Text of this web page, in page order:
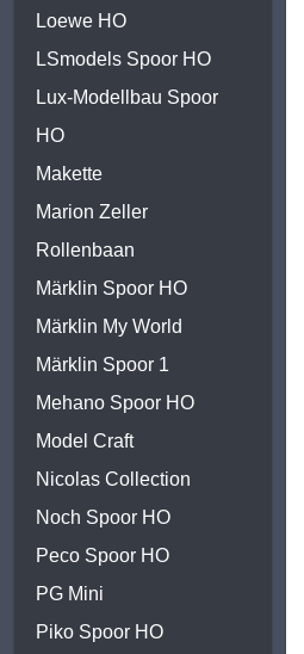
Loewe HO
LSmodels Spoor HO
Lux-Modellbau Spoor
HO
Makette
Marion Zeller
Rollenbaan
Märklin Spoor HO
Märklin My World
Märklin Spoor 1
Mehano Spoor HO
Model Craft
Nicolas Collection
Noch Spoor HO
Peco Spoor HO
PG Mini
Piko Spoor HO